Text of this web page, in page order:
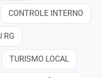
CONTROLE INTERNO
RG
TURISMO LOCAL